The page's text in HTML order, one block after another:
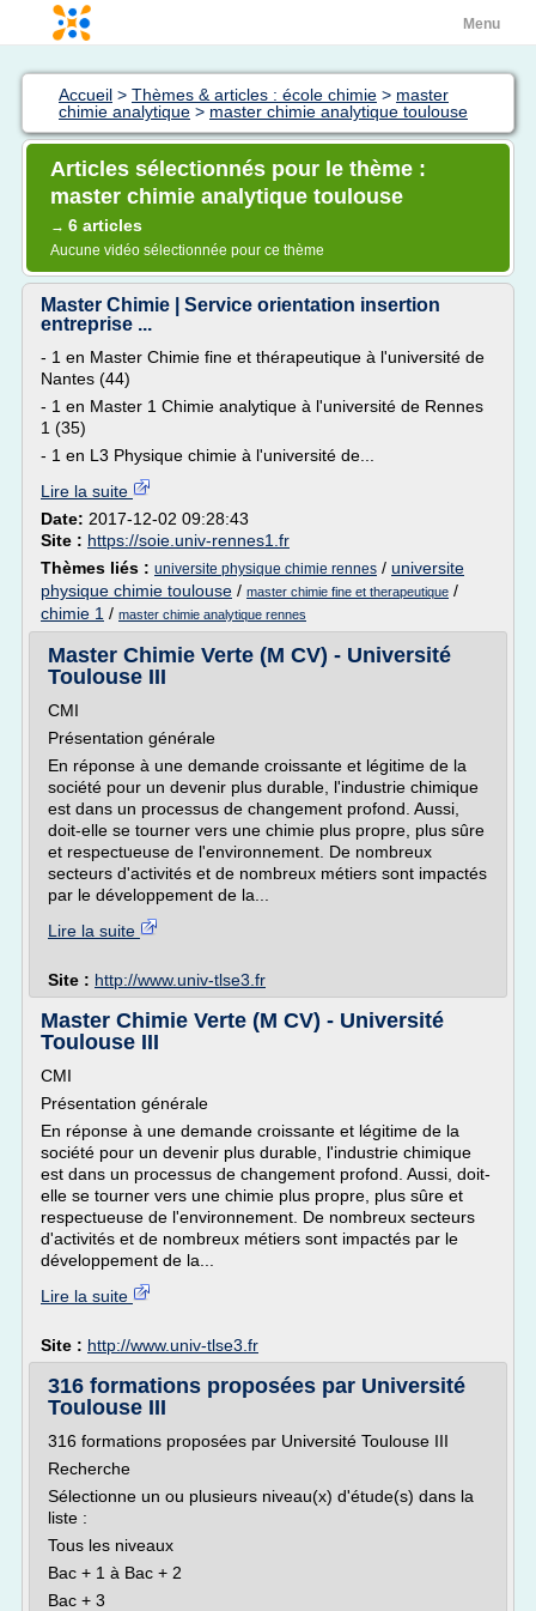
Menu
Accueil > Thèmes & articles : école chimie > master
chimie analytique > master chimie analytique toulouse
Articles sélectionnés pour le thème :
master chimie analytique toulouse
→ 6 articles
Aucune vidéo sélectionnée pour ce thème
Master Chimie | Service orientation insertion
entreprise ...
- 1 en Master Chimie fine et thérapeutique à l'université de
Nantes (44)
- 1 en Master 1 Chimie analytique à l'université de Rennes
1 (35)
- 1 en L3 Physique chimie à l'université de...
Lire la suite
Date: 2017-12-02 09:28:43
Site : https://soie.univ-rennes1.fr
Thèmes liés : universite physique chimie rennes / universite
physique chimie toulouse / master chimie fine et therapeutique /
chimie 1 / master chimie analytique rennes
Master Chimie Verte (M CV) - Université
Toulouse III
CMI
Présentation générale
En réponse à une demande croissante et légitime de la
société pour un devenir plus durable, l'industrie chimique
est dans un processus de changement profond. Aussi,
doit-elle se tourner vers une chimie plus propre, plus sûre
et respectueuse de l'environnement. De nombreux
secteurs d'activités et de nombreux métiers sont impactés
par le développement de la...
Lire la suite
Site : http://www.univ-tlse3.fr
Master Chimie Verte (M CV) - Université
Toulouse III
CMI
Présentation générale
En réponse à une demande croissante et légitime de la
société pour un devenir plus durable, l'industrie chimique
est dans un processus de changement profond. Aussi, doit-
elle se tourner vers une chimie plus propre, plus sûre et
respectueuse de l'environnement. De nombreux secteurs
d'activités et de nombreux métiers sont impactés par le
développement de la...
Lire la suite
Site : http://www.univ-tlse3.fr
316 formations proposées par Université
Toulouse III
316 formations proposées par Université Toulouse III
Recherche
Sélectionne un ou plusieurs niveau(x) d'étude(s) dans la
liste :
Tous les niveaux
Bac + 1 à Bac + 2
Bac + 3